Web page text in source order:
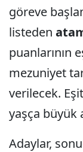
göreve
listeden
puanlarının
mezuniyet
verilecek.
yaşça büyük
Adaylar,